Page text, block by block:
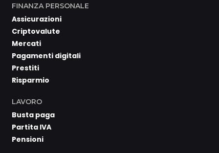
FINANZA PERSONALE
Assicurazioni
Criptovalute
Mercati
Pagamenti digitali
Prestiti
Risparmio
LAVORO
Busta paga
Partita IVA
Pensioni